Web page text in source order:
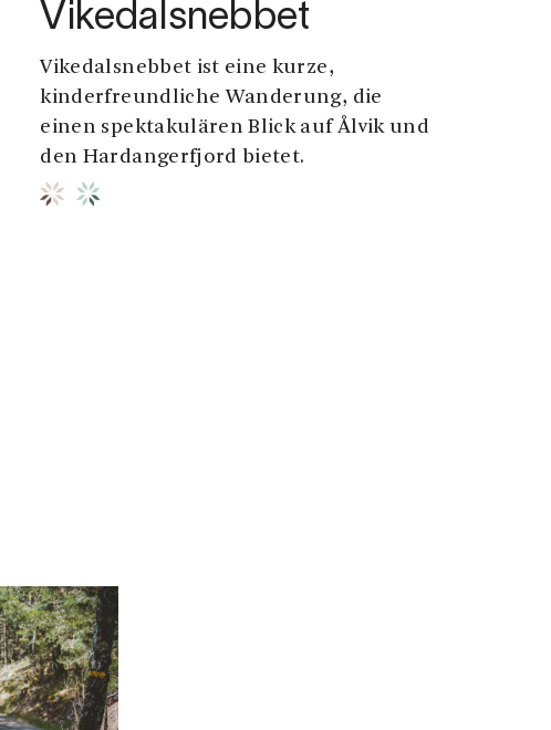
Vikedalsnebbet
Vikedalsnebbet ist eine kurze,
kinderfreundliche Wanderung, die
einen spektakulären Blick auf Ålvik und
den Hardangerfjord bietet.